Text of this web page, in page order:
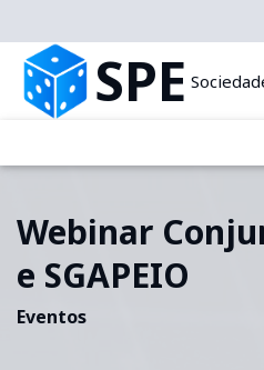
SPE
Webinar
e SGAPEIO
Eventos